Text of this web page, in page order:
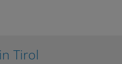
Tirol